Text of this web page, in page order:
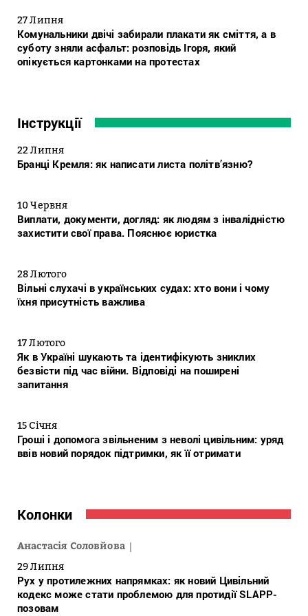
27 Липня
Комунальники двічі забирали плакати як сміття, а в
суботу зняли асфальт: розповідь Ігоря, який
опікується картонками на протестах
Інструкції
22 Липня
Бранці Кремля: як написати листа політв’язню?
10 Червня
Виплати, документи, догляд: як людям з інвалідністю
захистити свої права. Пояснює юристка
28 Лютого
Вільні слухачі в українських судах: хто вони і чому
їхня присутність важлива
17 Лютого
Як в Україні шукають та ідентифікують зниклих
безвісти під час війни. Відповіді на поширені
запитання
15 Січня
Гроші і допомога звільненим з неволі цивільним: уряд
ввів новий порядок підтримки, як її отримати
Колонки
Анастасія Соловйова
29 Липня
Рух у протилежних напрямках: як новий Цивільний
кодекс може стати проблемою для протидії SLAPP-
позовам